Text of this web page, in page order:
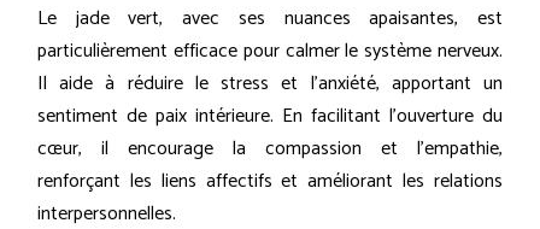
Le jade vert, avec ses nuances apaisantes, est
particulièrement efficace pour calmer le système nerveux.
Il aide à réduire le stress et l'anxiété, apportant un
sentiment de paix intérieure. En facilitant l'ouverture du
cœur, il encourage la compassion et l'empathie,
renforçant les liens affectifs et améliorant les relations
interpersonnelles.